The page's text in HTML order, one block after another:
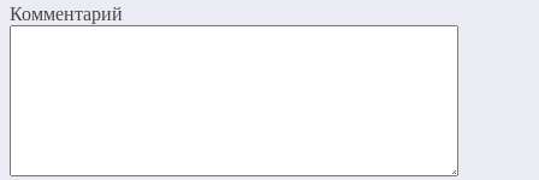
Комментарий